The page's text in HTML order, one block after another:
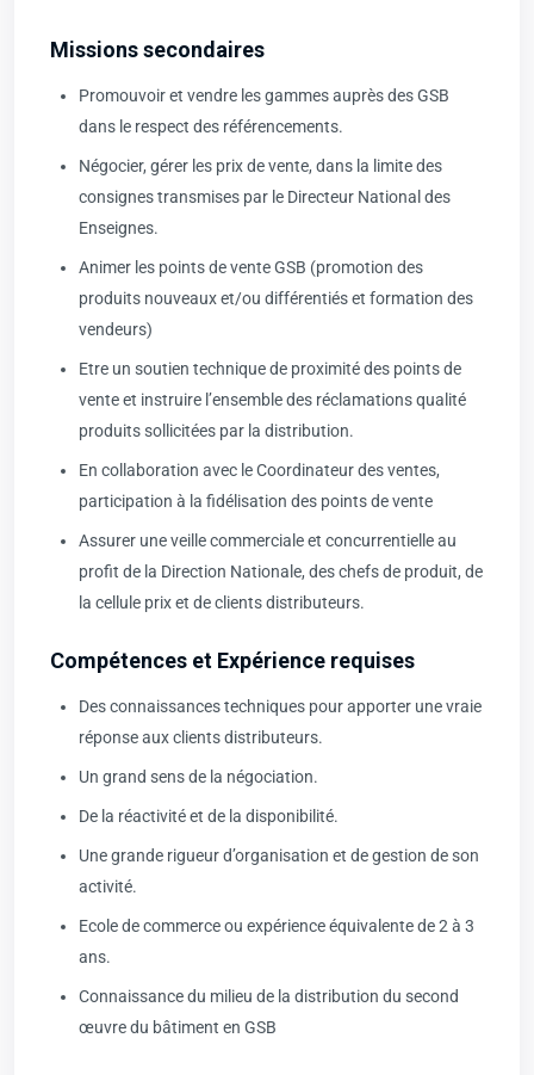
Missions secondaires
Promouvoir et vendre les gammes auprès des GSB
dans le respect des référencements.
Négocier, gérer les prix de vente, dans la limite des
consignes transmises par le Directeur National des
Enseignes.
Animer les points de vente GSB (promotion des
produits nouveaux et/ou différentiés et formation des
vendeurs)
Etre un soutien technique de proximité des points de
vente et instruire l’ensemble des réclamations qualité
produits sollicitées par la distribution.
En collaboration avec le Coordinateur des ventes,
participation à la fidélisation des points de vente
Assurer une veille commerciale et concurrentielle au
profit de la Direction Nationale, des chefs de produit, de
la cellule prix et de clients distributeurs.
Compétences et Expérience requises
Des connaissances techniques pour apporter une vraie
réponse aux clients distributeurs.
Un grand sens de la négociation.
De la réactivité et de la disponibilité.
Une grande rigueur d’organisation et de gestion de son
activité.
Ecole de commerce ou expérience équivalente de 2 à 3
ans.
Connaissance du milieu de la distribution du second
œuvre du bâtiment en GSB